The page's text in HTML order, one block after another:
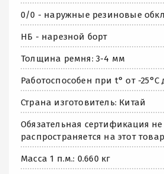
0/0 - наружные резиновые
НБ - нарезной борт
Толщина ремня: 3-4 мм
Работоспособен при t° от -25°C
Страна изготовитель: Китай
Обязательная сертификация не
распространяется на этот
Масса 1 п.м.: 0.660 кг